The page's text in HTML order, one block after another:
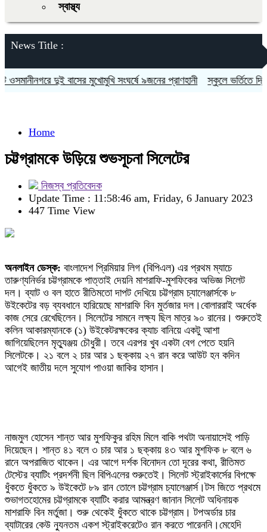
স্বাস্থ্য
News Title :
দুই বাসের মুখোমুখি সংঘর্ষে ৯জনের প্রাণহানী স্কুলে ভর্তিতে
Home
চট্টগ্রামকে উড়িয়ে শুভসূচনা সিলেটের
নিজস্ব প্রতিবেদক
Update Time : 11:58:46 am, Friday, 6 January 2023
447 Time View
অনলাইন ডেস্ক: বাংলাদেশ প্রিমিয়ার লিগ (বিপিএল) এর প্রথম ম্যাচে
তারুণ্যনির্ভর চট্টগ্রামকে পাত্তাই দেয়নি মাশরাফি-মুশফিকের অভিজ্ঞ সিলেট
দল। ব্যাট ও বল হাতে রীতিমতো দাপট দেখিয়ে চট্টগ্রাম চ্যালেঞ্জার্সকে ৮
উইকেটের বড় ব্যবধানে হারিয়েছে মাশরাফি বিন মুর্তজার দল।বোলাররাই অর্ধেক
কাজ সেরে রেখেছিলেন। সিলেটের সামনে লক্ষ্য ছিল মাত্র ৯০ রানের। শুরুতেই
কলিন আকারম্যানকে (১) উইকেটরক্ষকের ক্যাচ বানিয়ে একটু আশা
জাগিয়েছিলেন মৃত্যুঞ্জয় চৌধুরী। তবে এরপর খুব একটা বেগ পেতে হয়নি
সিলেটকে। ২১ বলে ২ চার আর ১ ছক্কায় ২৭ রান করে আউট হন কদিন
আগেই জাতীয় দলে সুযোগ পাওয়া জাকির হাসান।
নাজমুল হোসেন শান্ত আর মুশফিকুর রহিম মিলে বাকি পথটা অনায়াসেই পাড়ি
দিয়েছেন। শান্ত ৪১ বলে ৩ চার আর ১ ছক্কায় ৪৩ আর মুশফিক ৮ বলে ৬
রানে অপরাজিত থাকেন। এর আগে দর্শক বিনোদন তো দূরের কথা, রীতিমত
টেস্টের ব্যাটিং প্রদর্শনী ছিল বিপিএলের শুরুতেই। সিলেট স্ট্রাইকার্সের বিপক্ষে
ধুঁকতে ধুঁকতে ৯ উইকেটে ৮৯ রান তোলে চট্টগ্রাম চ্যালেঞ্জার্স।টস জিতে প্রথমে
শুভাগতহোমের চট্টগ্রামকে ব্যাটিং করার আমন্ত্রণ জানান সিলেট অধিনায়ক
মাশরাফি বিন মর্তুজা। শুরু থেকেই ধুঁকতে থাকে চট্টগ্রাম। টপঅর্ডার চার
ব্যাটারের কেউ ন্যুনতম একশ স্ট্রাইকরেটেও রান করতে পারেননি।মেহেদি